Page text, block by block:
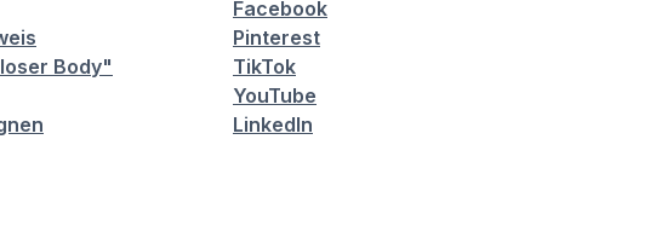
Body"
Facebook
Pinterest
TikTok
YouTube
LinkedIn